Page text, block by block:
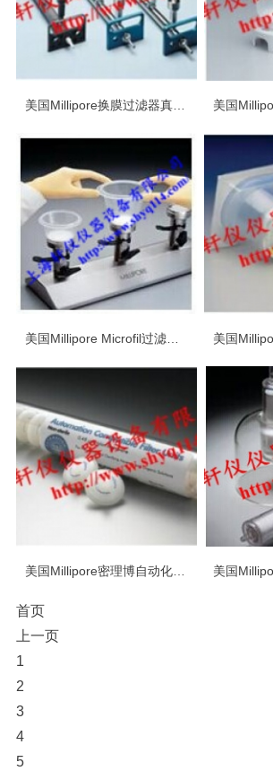
美国Millipore换膜过滤器真空多联装置
美国Millipore Microfil过滤装置系统
美国Millipore密理博自动化相容过滤器
首页
上一页
1
2
3
4
5